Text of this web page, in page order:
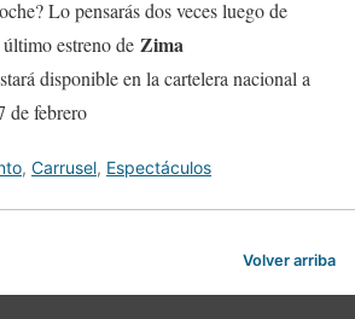
Lo pensarás dos veces luego de
estreno de Zima
disponible en la cartelera nacional a
de febrero
, Carrusel, Espectáculos
Volver arriba